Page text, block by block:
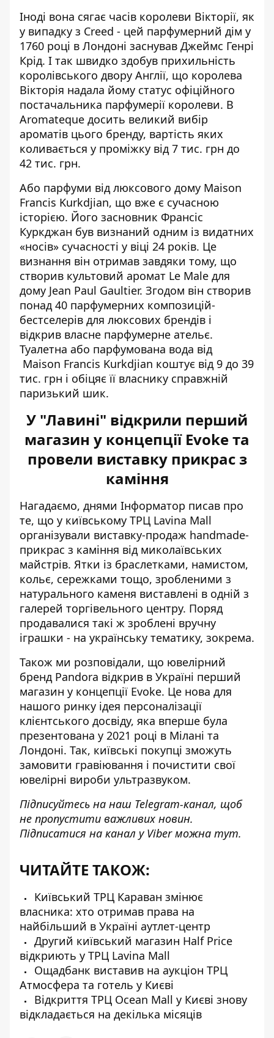
Іноді вона сягає часів королеви Вікторії, як
у випадку з Creed - цей парфумерний дім у
1760 році в Лондоні заснував Джеймс Генрі
Крід. І так швидко здобув прихильність
королівського двору Англії, що королева
Вікторія надала йому статус офіційного
постачальника парфумерії королеви. В
Aromateque досить великий вибір
ароматів цього бренду, вартість яких
коливається у проміжку від 7 тис. грн до
42 тис. грн.
Або парфуми від люксового дому Maison
Francis Kurkdjian, що вже є сучасною
історією. Його засновник Франсіс
Куркджан був визнаний одним із видатних
«носів» сучасності у віці 24 років. Це
визнання він отримав завдяки тому, що
створив культовий аромат Le Male для
дому Jean Paul Gaultier. Згодом він створив
понад 40 парфумерних композицій-
бестселерів для люксових брендів і
відкрив власне парфумерне ательє.
Туалетна або парфумована вода від
Maison Francis Kurkdjian коштує від 9 до 39
тис. грн і обіцяє її власнику справжній
паризький шик.
У "Лавині" відкрили перший
магазин у концепції Evoke та
провели виставку прикрас з
каміння
Нагадаємо, днями Інформатор писав про
те, що у київському ТРЦ Lavina Mall
організували виставку-продаж handmade-
прикрас з каміння від миколаївських
майстрів. Ятки із браслетками, намистом,
кольє, сережками тощо, зробленими з
натурального каменя виставлені в одній з
галерей торгівельного центру. Поряд
продавалися такі ж зроблені вручну
іграшки - на українську тематику, зокрема.
Також ми розповідали, що ювелірний
бренд Pandora відкрив в Україні перший
магазин у концепції Evoke. Це нова для
нашого ринку ідея персоналізації
клієнтського досвіду, яка вперше була
презентована у 2021 році в Мілані та
Лондоні. Так, київські покупці зможуть
замовити гравіювання і почистити свої
ювелірні вироби ультразвуком.
Підписуйтесь на наш Telegram-канал, щоб
не пропустити важливих новин.
Підписатися на канал у Viber можна тут.
ЧИТАЙТЕ ТАКОЖ:
Київський ТРЦ Караван змінює
власника: хто отримав права на
найбільший в Україні аутлет-центр
Другий київський магазин Half Price
відкриють у ТРЦ Lavina Mall
Ощадбанк виставив на аукціон ТРЦ
Атмосфера та готель у Києві
Відкриття ТРЦ Ocean Mall у Києві знову
відкладається на декілька місяців